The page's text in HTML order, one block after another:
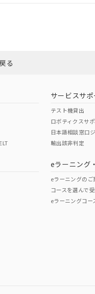
す。
る
サービスサポ
テスト機貸出
ロボティクスサ
日本語相談窓口
輸出該非判定
eラーニング
eラーニングのご
コースを選んで
eラーニングコー